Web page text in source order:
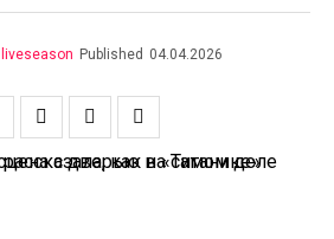
liveseason Published 04.04.2026